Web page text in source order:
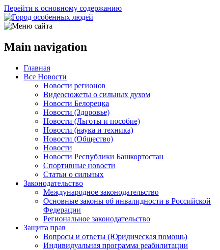
Перейти к основному содержанию
Main navigation
Главная
Все Новости
Новости регионов
Видеосюжеты о сильных духом
Новости Белорецка
Новости (Здоровье)
Новости (Льготы и пособие)
Новости (наука и техника)
Новости (Общество)
Новости
Новости Республики Башкортостан
Спортивные новости
Статьи о сильных
Законодательство
Международное законодательство
Основные законы об инвалидности в Российской
Федерации
Региональное законодательство
Защита прав
Вопросы и ответы (Юридическая помощь)
Индивидуальная программа реабилитации